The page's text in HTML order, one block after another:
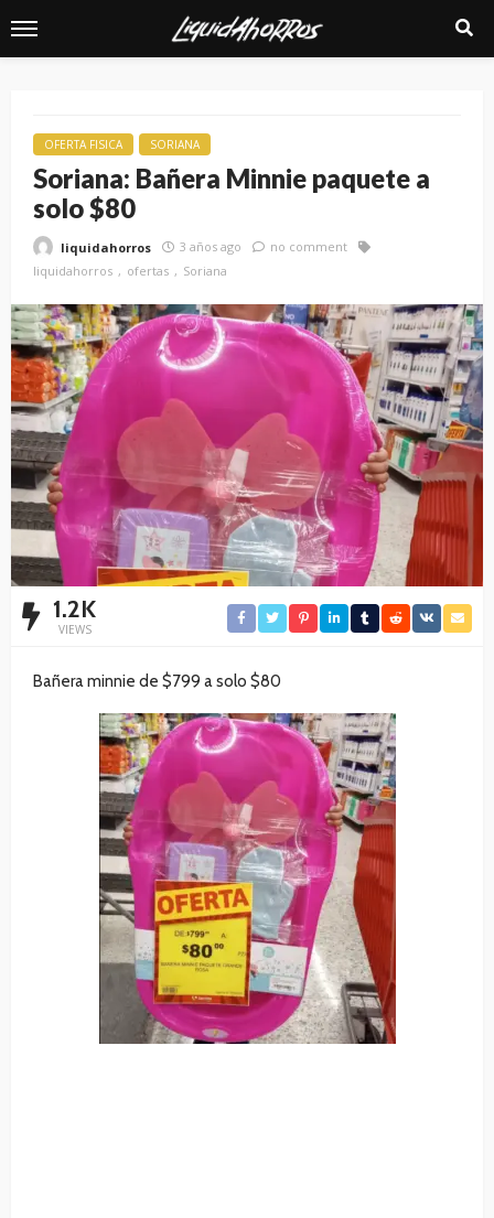
OFERTA FISICA SORIANA
Soriana: Bañera Minnie paquete a
solo $80
liquidahorros 3 años ago
no comment
liquidahorros
ofertas Soriana
1.2K
VIEWS
Bañera minnie de $799 a solo $80